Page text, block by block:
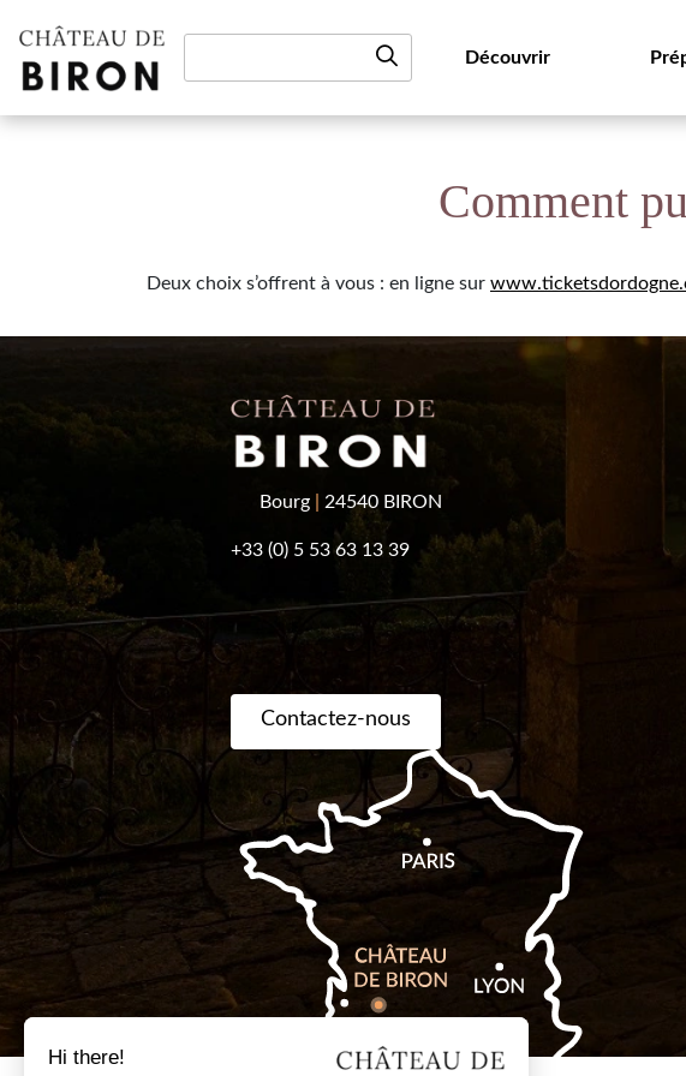
Découvrir
Comment
Deux choix s’offrent à vous : en ligne sur
Bourg 24540 BIRON
+33 (0) 5 53 63 13 39
Contactez-nous